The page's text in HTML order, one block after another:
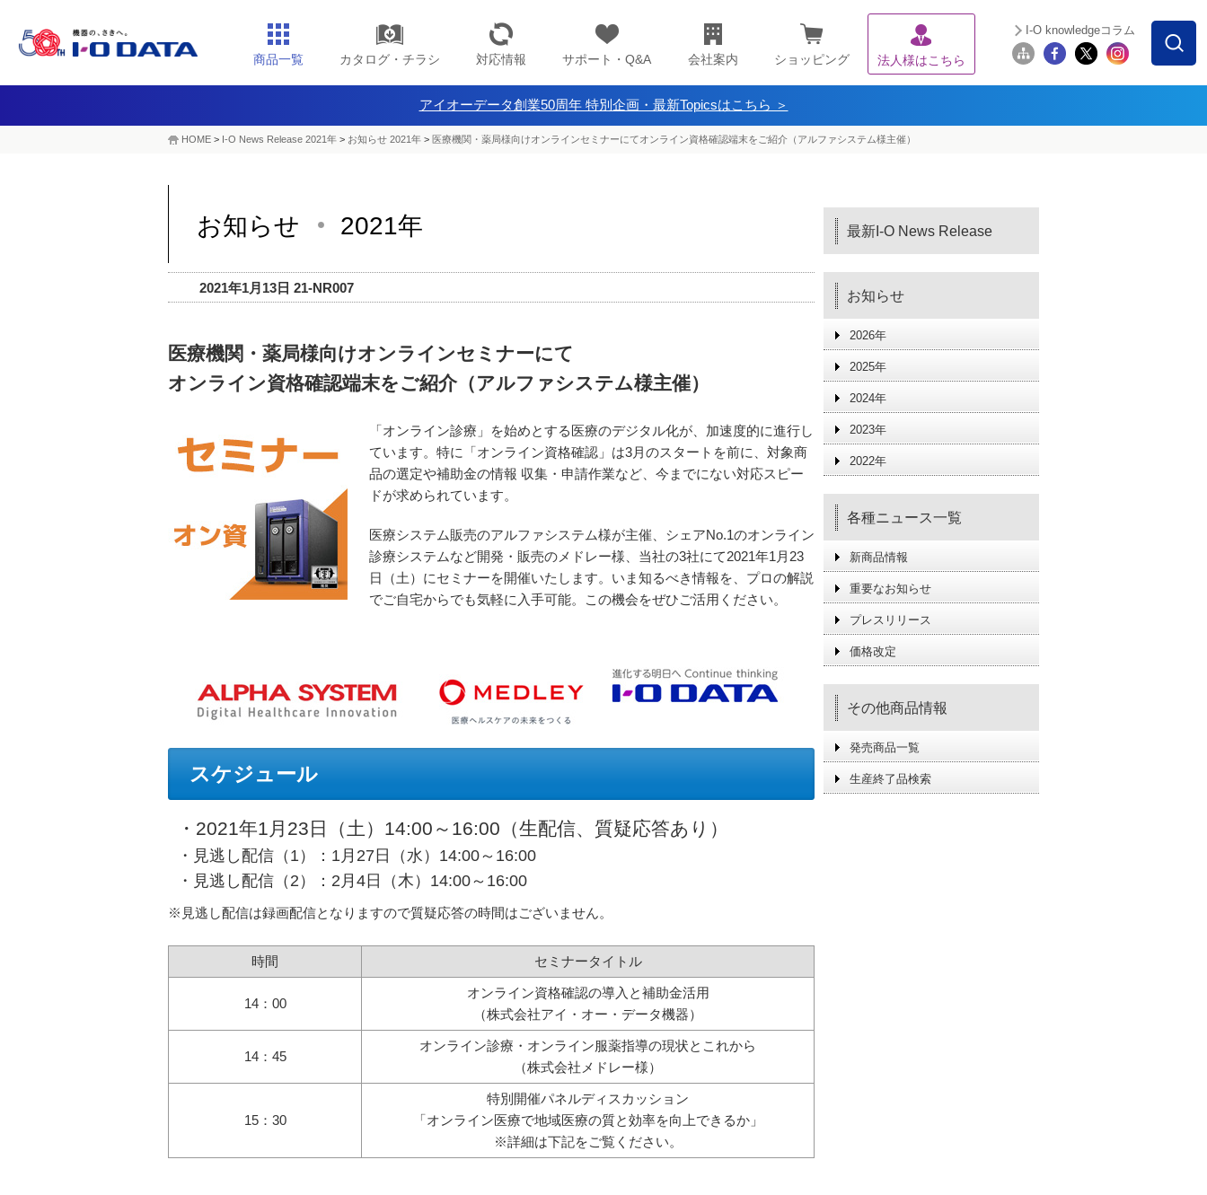
商品一覧 カタログ・チラシ 対応情報 サポート・Q&A 会社案内 ショッピング 法人様はこちら
I-O knowledgeコラム
アイオーデータ創業50周年 特別企画・最新Topicsはこちら ＞
HOME > I-O News Release 2021年 > お知らせ 2021年 > 医療機関・薬局様向けオンラインセミナーにてオンライン資格確認端末をご紹介（アルファシステム様主催）
お知らせ 2021年
2021年1月13日 21-NR007
医療機関・薬局様向けオンラインセミナーにて
オンライン資格確認端末をご紹介（アルファシステム様主催）
「オンライン診療」を始めとする医療のデジタル化が、加速度的に進行し
ています。特に「オンライン資格確認」は3月のスタートを前に、対象商
品の選定や補助金の情報 収集・申請作業など、今までにない対応スピー
ドが求められています。
医療システム販売のアルファシステム様が主催、シェアNo.1のオンライン
診療システムなど開発・販売のメドレー様、当社の3社にて2021年1月23
日（土）にセミナーを開催いたします。いま知るべき情報を、プロの解説
でご自宅からでも気軽に入手可能。この機会をぜひご活用ください。
スケジュール
・2021年1月23日（土）14:00～16:00（生配信、質疑応答あり）
・見逃し配信（1）：1月27日（水）14:00～16:00
・見逃し配信（2）：2月4日（木）14:00～16:00
※見逃し配信は録画配信となりますので質疑応答の時間はございません。
時間 セミナータイトル
14：00
オンライン資格確認の導入と補助金活用
（株式会社アイ・オー・データ機器）
14：45
オンライン診療・オンライン服薬指導の現状とこれから
（株式会社メドレー様）
15：30
特別開催パネルディスカッション
「オンライン医療で地域医療の質と効率を向上できるか」
※詳細は下記をご覧ください。
最新I-O News Release
お知らせ
2026年
2025年
2024年
2023年
2022年
各種ニュース一覧
新商品情報
重要なお知らせ
プレスリリース
価格改定
その他商品情報
発売商品一覧
生産終了品検索